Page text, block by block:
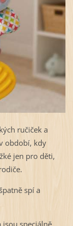
ručiček a
období, kdy
jen pro děti,
spí a